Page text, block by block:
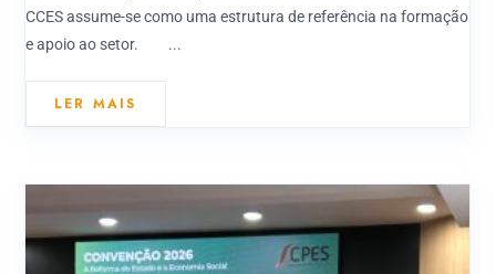
CCES assume-se como uma estrutura de referência na formação
e apoio ao setor. ...
LER MAIS